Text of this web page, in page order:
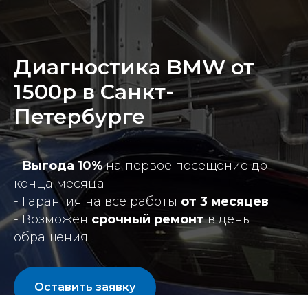
Диагностика BMW от
1500р в Санкт-
Петербурге
-Выгода 10%на первое посещение до
конца месяца
- Гарантия на все работы от 3 месяцев
- Возможен срочный ремонтв день
обращения
Оставить заявку